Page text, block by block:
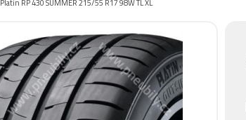
Platin RP 430 SUMMER 215/55 R17 98W TL XL